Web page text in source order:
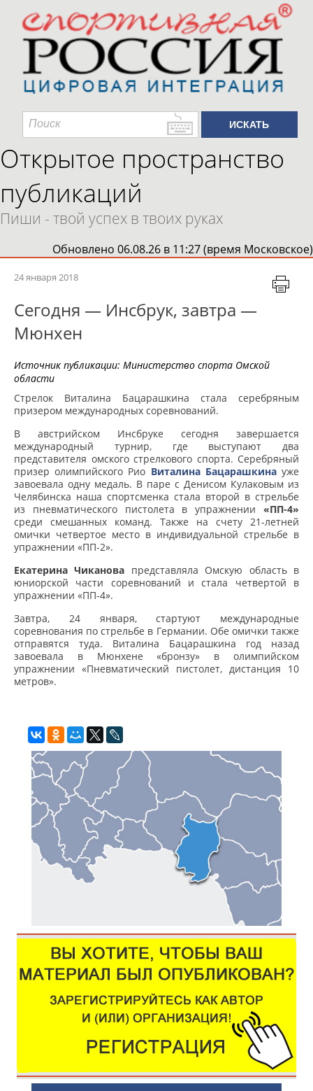
Открытое пространство
публикаций
Пиши - твой успех в твоих руках
Обновлено 06.08.26 в 11:27 (время Московское)
24 января 2018
Сегодня — Инсбрук, завтра —
Мюнхен
Источник публикации: Министерство спорта Омской
области
Стрелок Виталина Бацарашкина стала серебряным
призером международных соревнований.
В австрийском Инсбруке сегодня завершается
международный турнир, где выступают два
представителя омского стрелкового спорта. Серебряный
призер олимпийского Рио Виталина Бацарашкинауже
завоевала одну медаль. В паре с Денисом Кулаковым из
Челябинска наша спортсменка стала второй в стрельбе
из пневматического пистолета в упражнении «ПП-4»
среди смешанных команд. Также на счету 21-летней
омички четвертое место в индивидуальной стрельбе в
упражнении «ПП-2».
Екатерина Чиканова представляла Омскую область в
юниорской части соревнований и стала четвертой в
упражнении «ПП-4».
Завтра, 24 января, стартуют международные
соревнования по стрельбе в Германии. Обе омички также
отправятся туда. Виталина Бацарашкина год назад
завоевала в Мюнхене «бронзу» в олимпийском
упражнении «Пневматический пистолет, дистанция 10
метров».